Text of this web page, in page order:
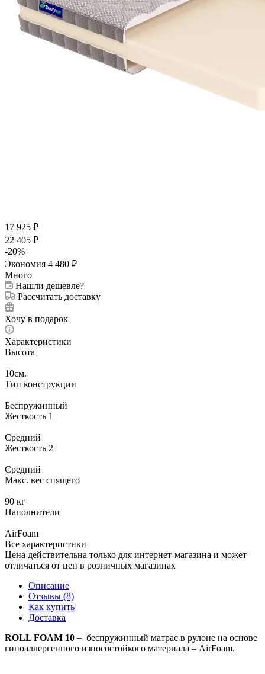
17 925 ₽
22 405 ₽
-20%
Экономия 4 480 ₽
Много
Нашли дешевле?
Рассчитать доставку
Хочу в подарок
Характеристики
Высота
—
10см.
Тип конструкции
—
Беспружинный
Жесткость 1
—
Средний
Жесткость 2
—
Средний
Макс. вес спящего
—
90 кг
Наполнители
—
AirFoam
Все характеристики
Цена действительна только для интернет-магазина и может
отличаться от цен в розничных магазинах
Описание
Отзывы (8)
Как купить
Доставка
ROLL FOAM 10 – беспружинный матрас в рулоне на основе
гипоаллергенного износостойкого материала – AirFoam.